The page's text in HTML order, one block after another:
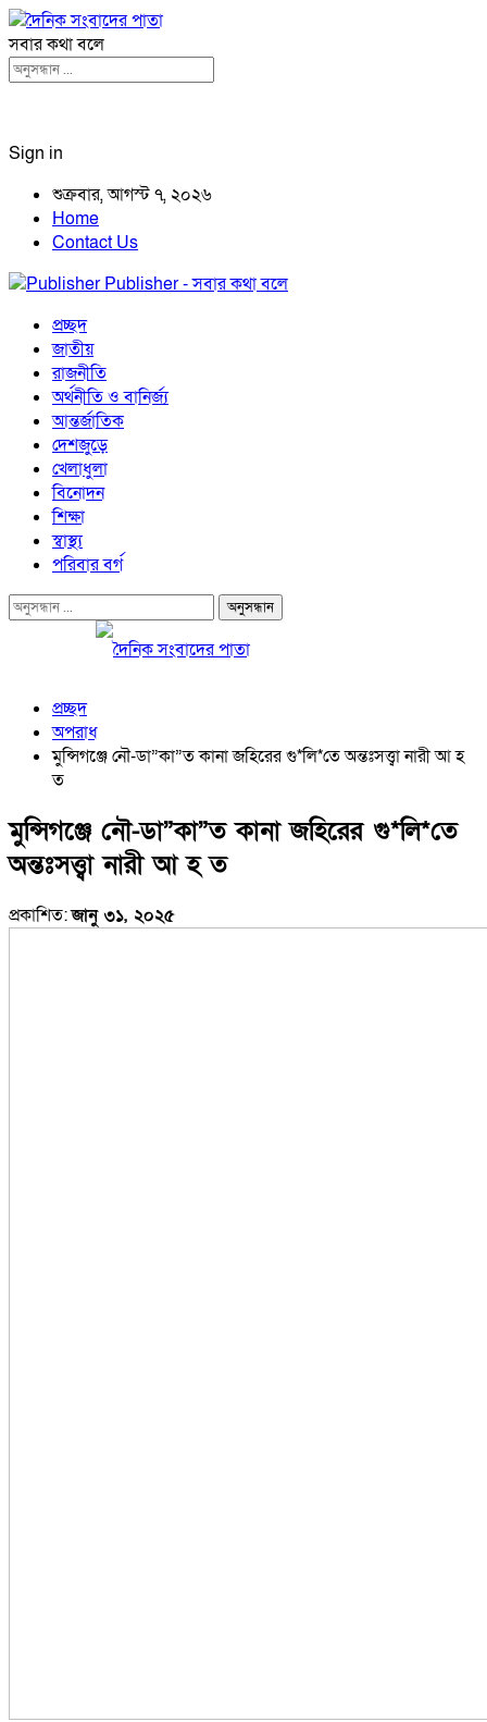
সবার কথা বলে
Sign in
শুক্রবার, আগস্ট ৭, ২০২৬
Home
Contact Us
Publisher - সবার কথা বলে
প্রচ্ছদ
জাতীয়
রাজনীতি
অর্থনীতি ও বানির্জ্য
আন্তর্জাতিক
দেশজুড়ে
খেলাধুলা
বিনোদন
শিক্ষা
স্বাস্থ্য
পরিবার বর্গ
প্রচ্ছদ
অপরাধ
মুন্সিগঞ্জে নৌ-ডা”কা”ত কানা জহিরের গু*লি*তে অন্তঃসত্ত্বা নারী আ হ
ত
মুন্সিগঞ্জে নৌ-ডা”কা”ত কানা জহিরের গু*লি*তে
অন্তঃসত্ত্বা নারী আ হ ত
প্রকাশিত:জানু ৩১, ২০২৫